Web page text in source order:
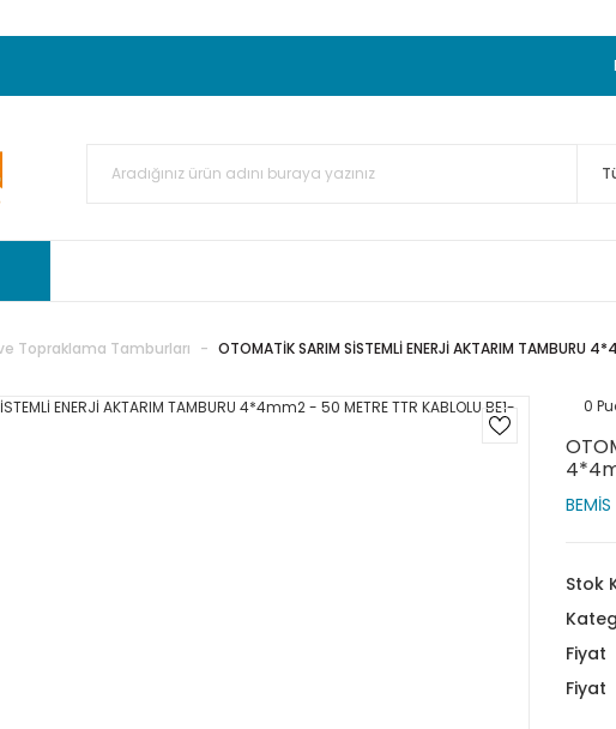
KARGO BEDAVATC Standart Bayonet J Tip Termokupul
TC Standart
Topraklama Tamburları OTOMATİK SARIM SİSTEMLİ ENERJİ AKTARIM
0
BEMİS
Stok
Fiyat
Fiyat